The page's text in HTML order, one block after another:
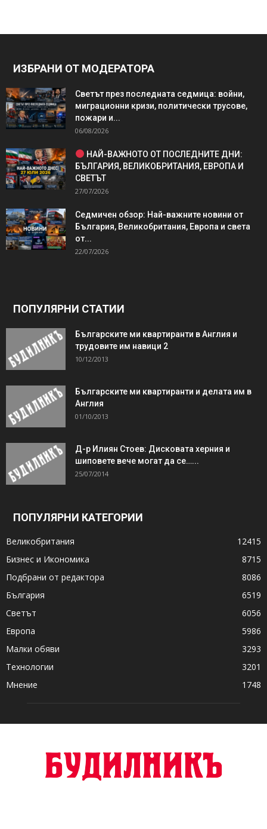
ИЗБРАНИ ОТ МОДЕРАТОРА
Светът през последната седмица: войни,
миграционни кризи, политически трусове,
пожари и...
06/08/2026
НАЙ-ВАЖНОТО ОТ ПОСЛЕДНИТЕ ДНИ:
БЪЛГАРИЯ, ВЕЛИКОБРИТАНИЯ, ЕВРОПА И
СВЕТЪТ
27/07/2026
Седмичен обзор: Най-важните новини от
България, Великобритания, Европа и света
от...
22/07/2026
ПОПУЛЯРНИ СТАТИИ
Българските ми квартиранти в Англия и
трудовите им навици 2
10/12/2013
Българските ми квартиранти и делата им в
Англия
01/10/2013
Д-р Илиян Стоев: Дисковата херния и
шиповете вече могат да се…...
25/07/2014
ПОПУЛЯРНИ КАТЕГОРИИ
Великобритания
12415
Бизнес и Икономика
8715
Подбрани от редактора
8086
България
6519
Светът
6056
Европа
5986
Малки обяви
3293
Технологии
3201
Мнение
1748